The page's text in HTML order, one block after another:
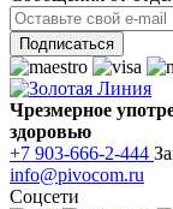
Чрезмерное
здоровью
+7 903-666-2-444
info@pivocom.ru
Соцсети